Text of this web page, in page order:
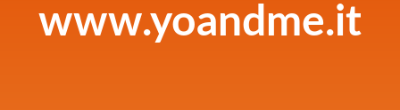
www.yoandme.it